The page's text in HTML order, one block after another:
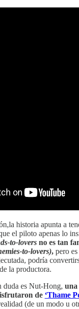
historia apunta a
el piloto apenas lo
to-lovers no es tan
to-lovers), pero
podría
la productora.
duda es Nut-Hong, una
de ‘Thame
(de un modo u